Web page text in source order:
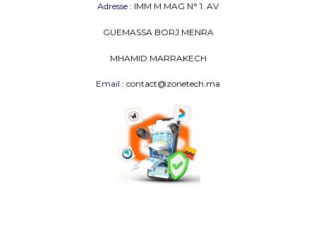
Adresse : IMM M MAG N° 1 AV
GUEMASSA BORJ MENRA
MHAMID MARRAKECH
Email : contact@zonetech.ma